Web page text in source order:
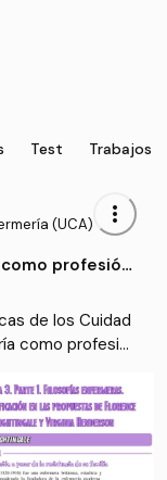
Test Trabajos
(UCA) more_vert
profesión
de los Cuidad
como profesió